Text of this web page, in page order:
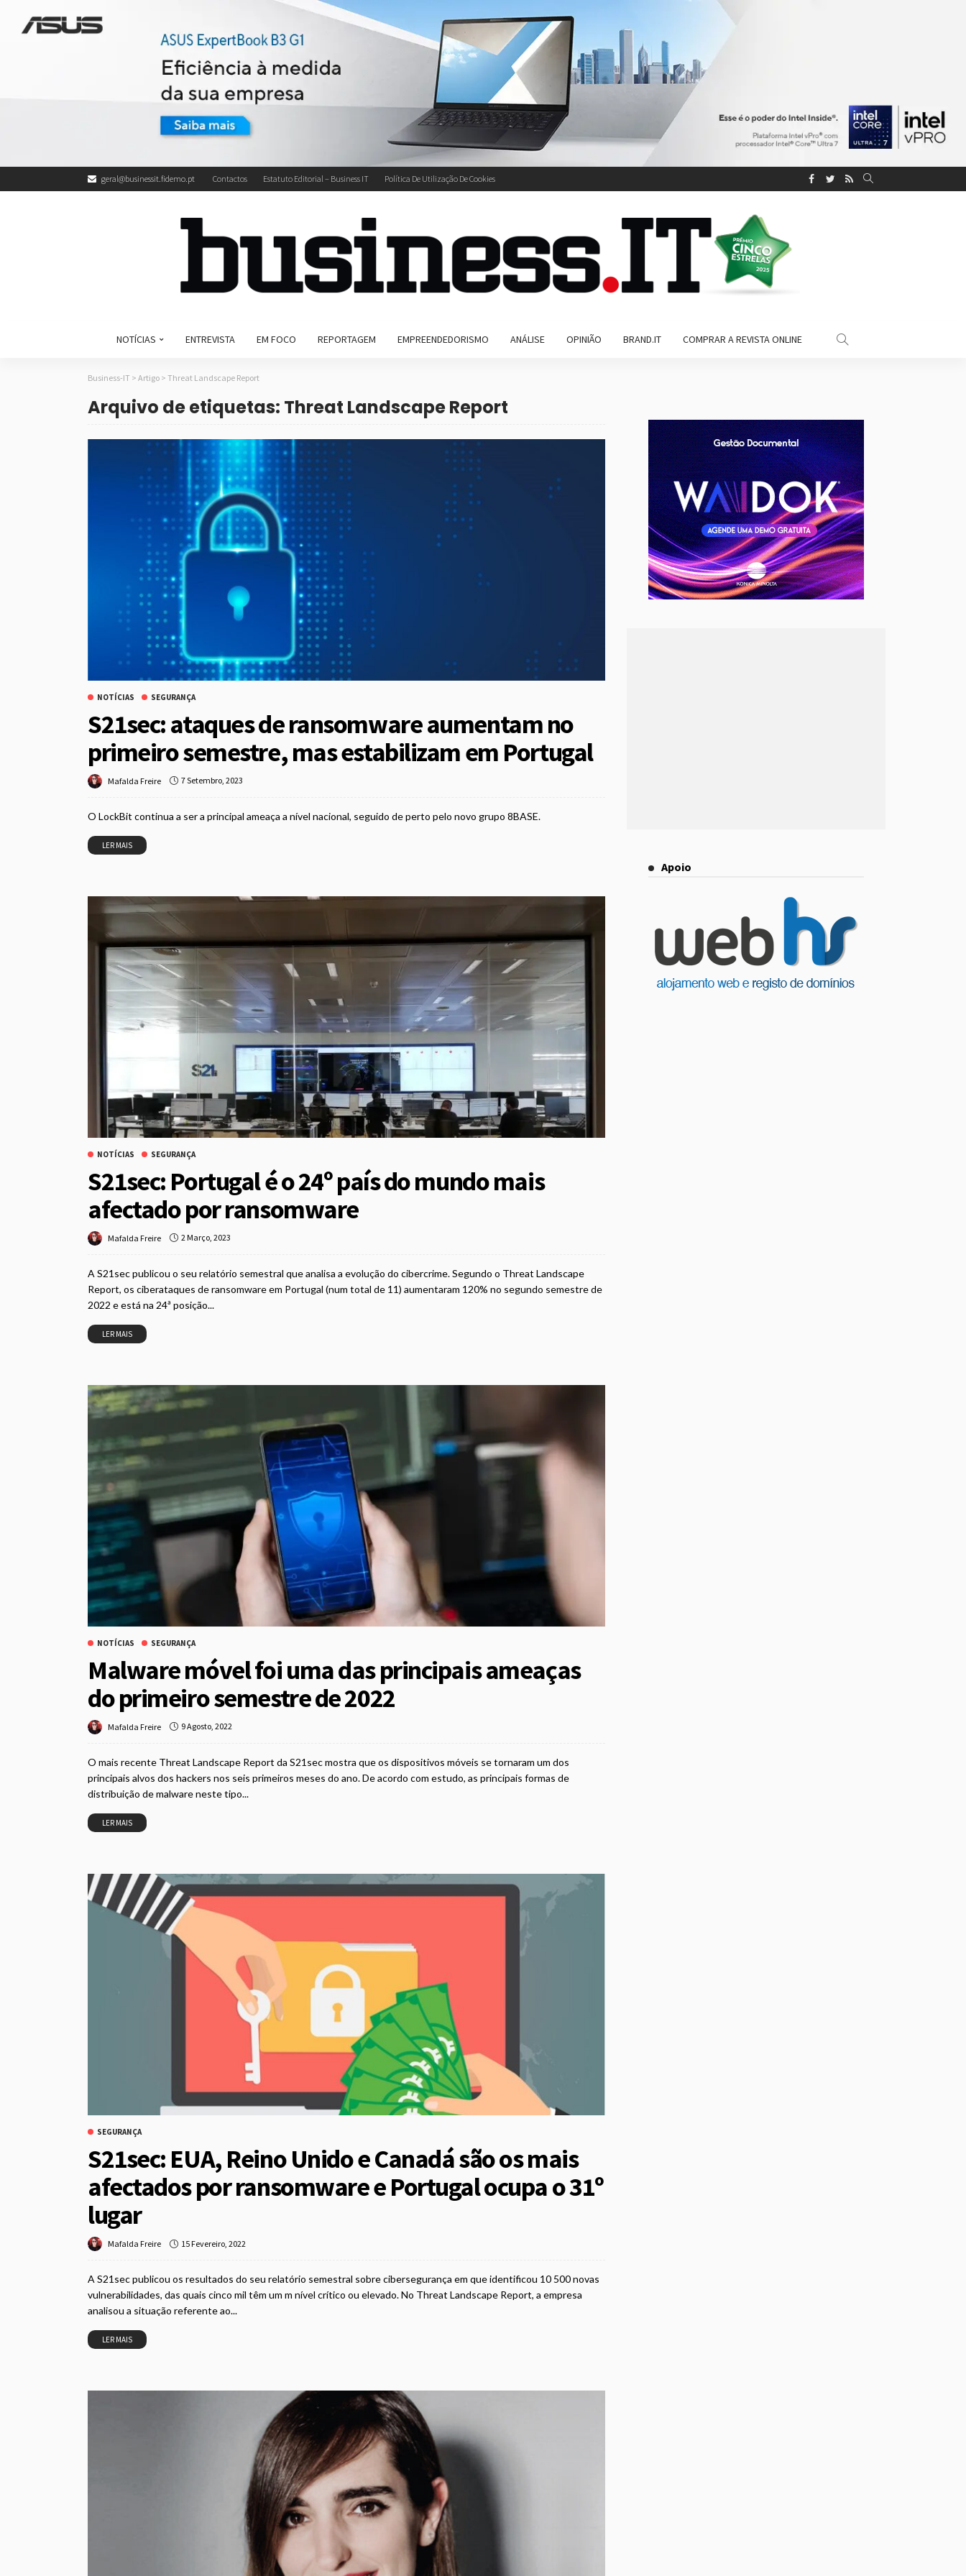
geral@businessit.fidemo.pt Contactos Estatuto Editorial – Business IT Política De Utilização De Cookies
NOTÍCIAS ENTREVISTA EM FOCO REPORTAGEM EMPREENDEDORISMO ANÁLISE OPINIÃO BRAND.IT COMPRAR A REVISTA ONLINE
Business-IT > Artigo > Threat Landscape Report
Arquivo de etiquetas: Threat Landscape Report
NOTÍCIAS SEGURANÇA
S21sec: ataques de ransomware aumentam no
primeiro semestre, mas estabilizam em Portugal
Mafalda Freire 7 Setembro, 2023
O LockBit continua a ser a principal ameaça a nível nacional, seguido de perto pelo novo grupo 8BASE.
LER MAIS
NOTÍCIAS SEGURANÇA
S21sec: Portugal é o 24º país do mundo mais
afectado por ransomware
Mafalda Freire 2 Março, 2023
A S21sec publicou o seu relatório semestral que analisa a evolução do cibercrime. Segundo o Threat Landscape
Report, os ciberataques de ransomware em Portugal (num total de 11) aumentaram 120% no segundo semestre de
2022 e está na 24ª posição...
LER MAIS
NOTÍCIAS SEGURANÇA
Malware móvel foi uma das principais ameaças
do primeiro semestre de 2022
Mafalda Freire 9 Agosto, 2022
O mais recente Threat Landscape Report da S21sec mostra que os dispositivos móveis se tornaram um dos
principais alvos dos hackers nos seis primeiros meses do ano. De acordo com estudo, as principais formas de
distribuição de malware neste tipo...
LER MAIS
SEGURANÇA
S21sec: EUA, Reino Unido e Canadá são os mais
afectados por ransomware e Portugal ocupa o 31º
lugar
Mafalda Freire 15 Fevereiro, 2022
A S21sec publicou os resultados do seu relatório semestral sobre cibersegurança em que identificou 10 500 novas
vulnerabilidades, das quais cinco mil têm um m nível crítico ou elevado. No Threat Landscape Report, a empresa
analisou a situação referente ao...
LER MAIS
Apoio